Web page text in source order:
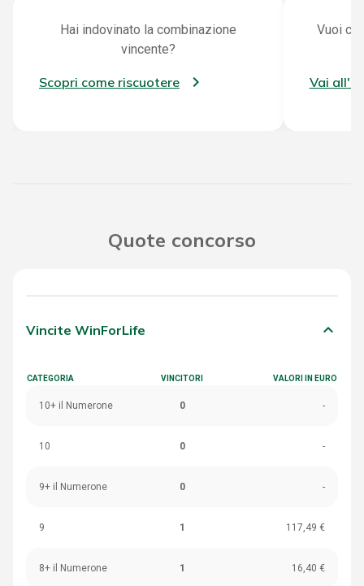
Hai indovinato la combinazione
vincente?
Scopri come riscuotere
Vuoi
Vai
Quote concorso
Vincite WinForLife keyboard_arrow_down
CATEGORIA VINCITORI VALORI IN EURO
10+ il Numerone 0 -
10 0 -
9+ il Numerone 0 -
9 1 117,49 €
8+ il Numerone 1 16,40 €